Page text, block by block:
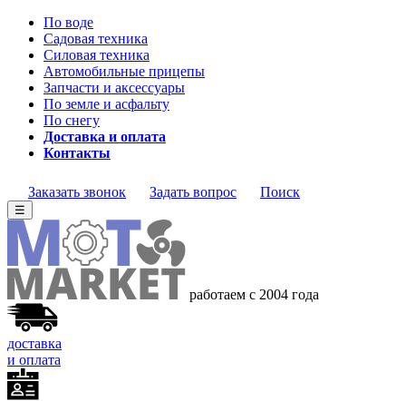
По воде
Садовая техника
Силовая техника
Автомобильные прицепы
Запчасти и аксессуары
По земле и асфальту
По снегу
Доставка и оплата
Контакты
Заказать звонок Задать вопрос Поиск
☰
работаем с 2004 года
доставка
и оплата